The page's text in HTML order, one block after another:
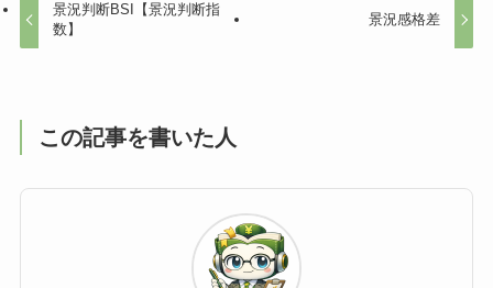
景況判断BSI【景況判断指
数】
景況感格差
この記事を書いた人